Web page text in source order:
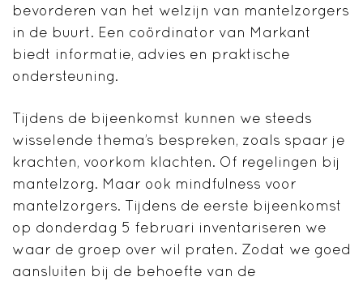
bevorderen van het welzijn van mantelzorgers
in de buurt. Een coördinator van Markant
biedt informatie, advies en praktische
ondersteuning.
Tijdens de bijeenkomst kunnen we steeds
wisselende thema’s bespreken, zoals spaar je
krachten, voorkom klachten. Of regelingen bij
mantelzorg. Maar ook mindfulness voor
mantelzorgers. Tijdens de eerste bijeenkomst
op donderdag 5 februari inventariseren we
waar de groep over wil praten. Zodat we goed
aansluiten bij de behoefte van de